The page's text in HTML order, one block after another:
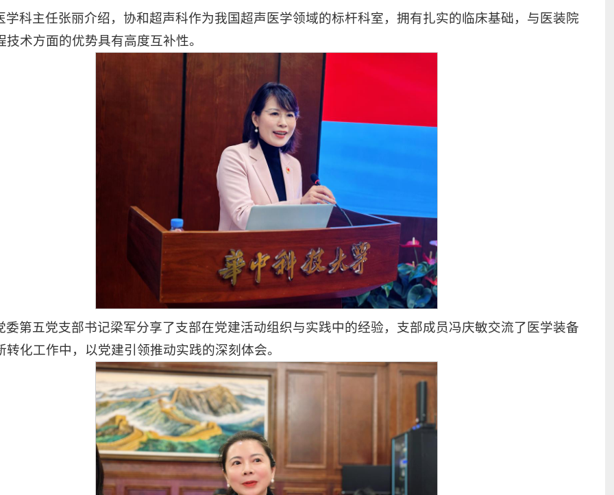
学科主任张丽介绍，协和超声科作为我国超声医学领域的标杆科室，拥有扎实的临床基础，与医装院
技术方面的优势具有高度互补性。
委第五党支部书记梁军分享了支部在党建活动组织与实践中的经验，支部成员冯庆敏交流了医学装备
转化工作中，以党建引领推动实践的深刻体会。